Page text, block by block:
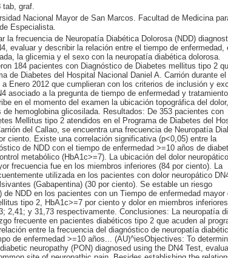
tab, graf.
Nacional Mayor de San Marcos. Facultad de Medicina
Especialista.
la frecuencia de Neuropatía Diabética Dolorosa (NDD)
evaluar y describir la relación entre el tiempo de enfermedad,
la glicemia y el sexo con la neuropatía diabética dolorosa.
184 pacientes con Diagnóstico de Diabetes mellitus tipo 2
de Diabetes del Hospital Nacional Daniel A. Carrión durante el
a Enero 2012 que cumplieran con los criterios de inclusión y
asociado a la pregunta de tiempo de enfermedad y tratamiento
en el momento del examen la ubicación topográfica del
de hemoglobina glicosilada. Resultados: De 353 pacientes con
Mellitus tipo 2 atendidos en el Programa de Diabetes del
del Callao, se encuentra una frecuencia de Neuropatía
ciento. Existe una correlación significativa (p<0,05) entre la
de NDD con el tiempo de enfermedad >=10 años de
metabólico (HbA1c>=7). La ubicación del dolor
frecuencia fue en los miembros inferiores (84 por ciento). La
utilizada en los pacientes con dolor neuropático
(Gabapentina) (30 por ciento). Se estable un riesgo
de NDD en los pacientes con un Tiempo de enfermedad mayor
tipo 2, HbA1c>=7 por ciento y dolor en miembros
2,41; y 31,73 respectivamente. Conclusiones: La neuropatía
frecuente en pacientes diabéticos tipo 2 que acuden al
entre la frecuencia del diagnóstico de neuropatía
de enfermedad >=10 años... (AU)^iesObjectives: To
neuropathy (PON) diagnosed using the DN4 Test,